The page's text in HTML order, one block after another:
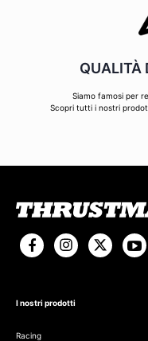
QUALITÀ
Siamo famosi per
Scopri tutti i nostri
I nostri prodotti
Racing